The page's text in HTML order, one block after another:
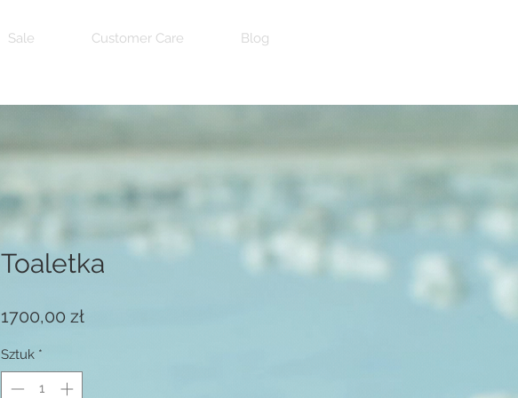
Sale Customer Care Blog
Toaletka
1700,00 złCena
Sztuk *